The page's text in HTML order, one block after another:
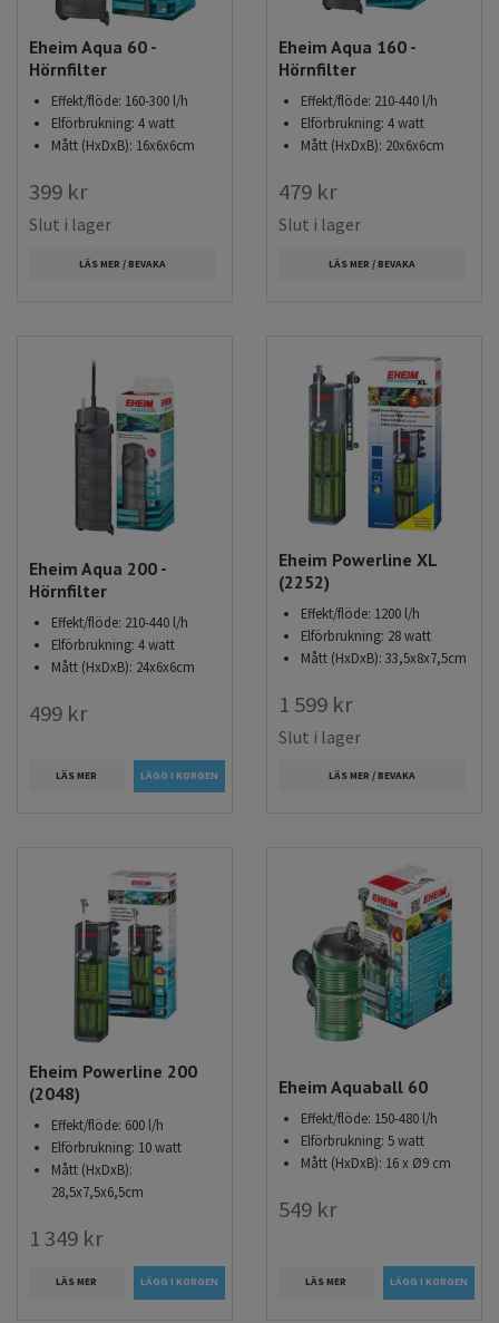
Eheim Aqua 60 -
Hörnfilter
Effekt/flöde: 160-300 l/h
Elförbrukning: 4 watt
Mått (HxDxB): 16x6x6cm
399 kr
Slut i lager
LÄS MER / BEVAKA
Eheim Aqua 160 -
Hörnfilter
Effekt/flöde: 210-440 l/h
Elförbrukning: 4 watt
Mått (HxDxB): 20x6x6cm
479 kr
Slut i lager
LÄS MER / BEVAKA
Eheim Aqua 200 -
Hörnfilter
Effekt/flöde: 210-440 l/h
Elförbrukning: 4 watt
Mått (HxDxB): 24x6x6cm
499 kr
LÄS MER
Eheim Powerline XL
(2252)
Effekt/flöde: 1200 l/h
Elförbrukning: 28 watt
Mått (HxDxB): 33,5x8x7,5cm
1 599 kr
Slut i lager
LÄS MER / BEVAKA
Eheim Powerline 200
(2048)
Effekt/flöde: 600 l/h
Elförbrukning: 10 watt
Mått (HxDxB):
28,5x7,5x6,5cm
1 349 kr
LÄS MER
Eheim Aquaball 60
Effekt/flöde: 150-480 l/h
Elförbrukning: 5 watt
Mått (HxDxB): 16 x Ø9 cm
549 kr
LÄS MER